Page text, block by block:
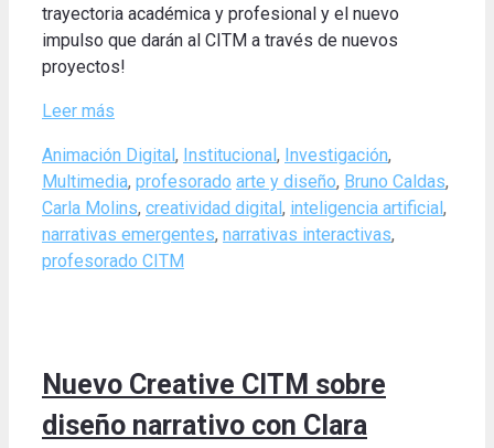
trayectoria académica y profesional y el nuevo
impulso que darán al CITM a través de nuevos
proyectos!
Leer más
Categories
Animación Digital , Institucional , Investigación,
Multimedia, profesorado Tags
arte y diseño, Bruno Caldas,
Carla Molins, creatividad digital , inteligencia artificial ,
narrativas emergentes, narrativas interactivas,
profesorado CITM
Nuevo Creative CITM sobre
diseño narrativo con Clara